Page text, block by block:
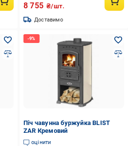
8 755 ₴/шт.
Доставимо
Піч чавунна буржуйка BLIST
ZAR Кремовий
оцінити